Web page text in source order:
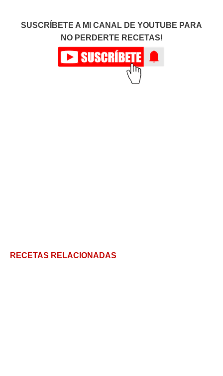
SUSCRÍBETE A MI CANAL DE YOUTUBE PARA
NO PERDERTE RECETAS!
RECETAS RELACIONADAS